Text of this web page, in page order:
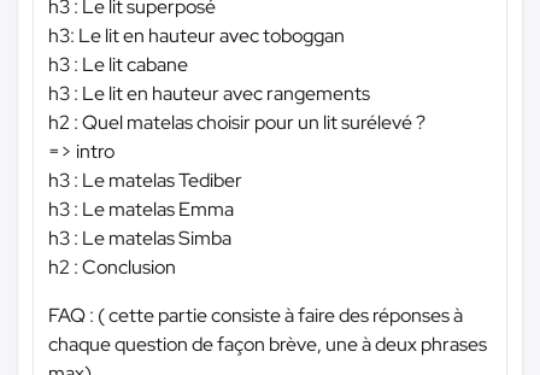
h3 : Le lit superposé
h3: Le lit en hauteur avec toboggan
h3 : Le lit cabane
h3 : Le lit en hauteur avec rangements
h2 : Quel matelas choisir pour un lit surélevé ?
=> intro
h3 : Le matelas Tediber
h3 : Le matelas Emma
h3 : Le matelas Simba
h2 : Conclusion
FAQ : ( cette partie consiste à faire des réponses à
chaque question de façon brève, une à deux phrases